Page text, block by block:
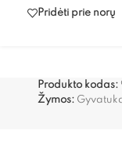
Pridėti prie norų
Produkto kodas:
Žymos: